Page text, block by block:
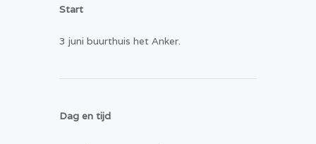
Start
3 juni buurthuis het Anker.
Dag en tijd